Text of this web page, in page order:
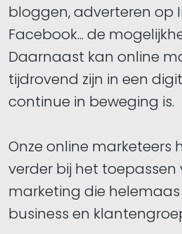
bloggen, adverteren op
Facebook... de
Daarnaast kan online
tijdrovend zijn in een
continue in beweging is.
Onze online marketeers
verder bij het toepassen
marketing die
business en